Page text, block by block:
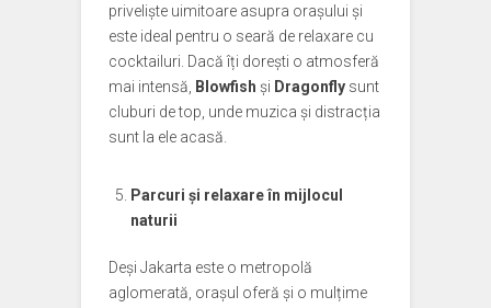
priveliște uimitoare asupra orașului și
este ideal pentru o seară de relaxare cu
cocktailuri. Dacă îți dorești o atmosferă
mai intensă,
Blowfish și Dragonfly sunt
cluburi de top, unde muzica și distracția
sunt la ele acasă.
Parcuri și relaxare în mijlocul
naturii
Deși Jakarta este o metropolă
aglomerată, orașul oferă și o mulțime